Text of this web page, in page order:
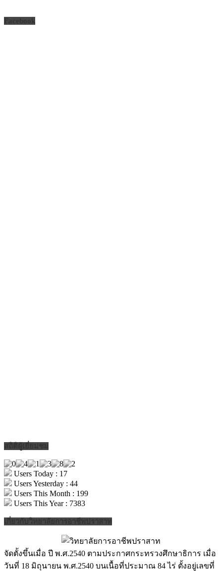
Users Today : 17
Users Yesterday : 44
Users This Month : 199
Users This Year : 7383
จัดตั้งขึ้นเมื่อ ปี พ.ศ.2540 ตามประกาศกระทรวงศึกษาธิการ เมื่อ
วันที่ 18 มิถุนายน พ.ศ.2540 บนเนื้อที่ประมาณ 84 ไร่ ตั้งอยู่เลขที่